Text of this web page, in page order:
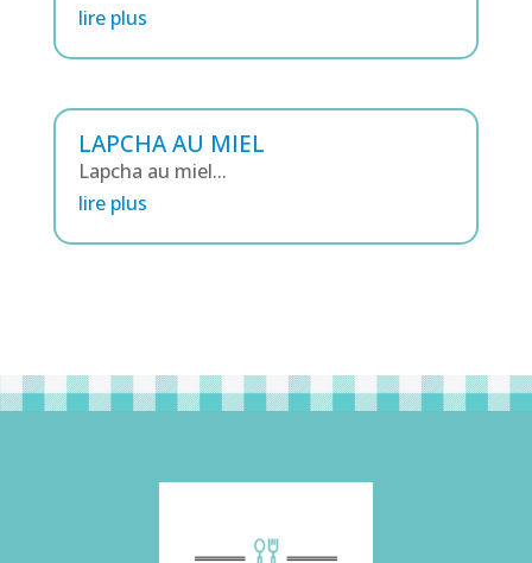
lire plus
LAPCHA AU MIEL
Lapcha au miel...
lire plus